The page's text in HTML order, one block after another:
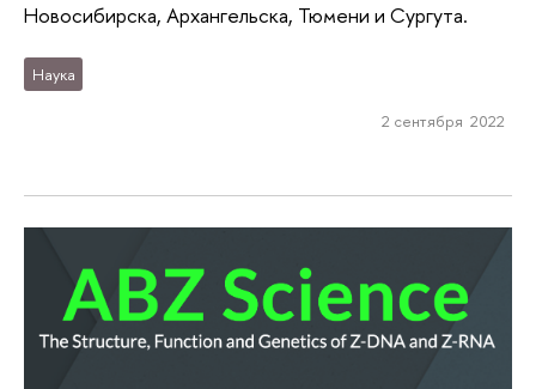
Новосибирска, Архангельска, Тюмени и Сургута.
Наука
2 сентября 2022